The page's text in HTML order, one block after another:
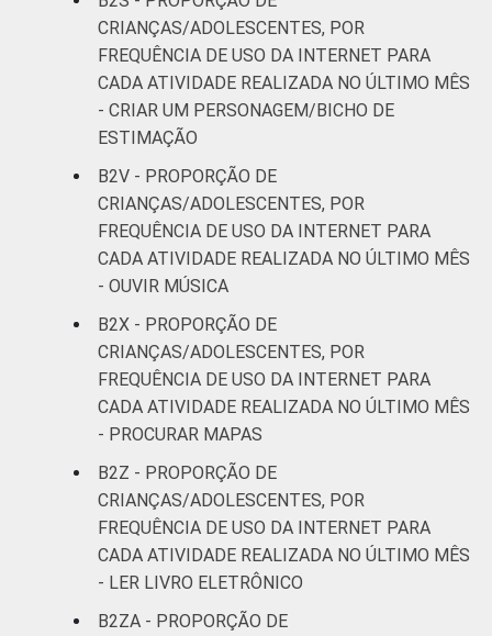
CRIANÇAS/ADOLESCENTES, POR
FREQUÊNCIA DE USO DA INTERNET PARA
CADA ATIVIDADE REALIZADA NO ÚLTIMO MÊS
- CRIAR UM PERSONAGEM/BICHO DE
ESTIMAÇÃO
B2V - PROPORÇÃO DE
CRIANÇAS/ADOLESCENTES, POR
FREQUÊNCIA DE USO DA INTERNET PARA
CADA ATIVIDADE REALIZADA NO ÚLTIMO MÊS
- OUVIR MÚSICA
B2X - PROPORÇÃO DE
CRIANÇAS/ADOLESCENTES, POR
FREQUÊNCIA DE USO DA INTERNET PARA
CADA ATIVIDADE REALIZADA NO ÚLTIMO MÊS
- PROCURAR MAPAS
B2Z - PROPORÇÃO DE
CRIANÇAS/ADOLESCENTES, POR
FREQUÊNCIA DE USO DA INTERNET PARA
CADA ATIVIDADE REALIZADA NO ÚLTIMO MÊS
- LER LIVRO ELETRÔNICO
B2ZA - PROPORÇÃO DE